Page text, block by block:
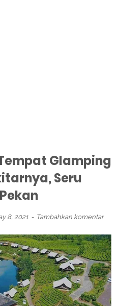
Glamping
Seru
8, 2021 Tambahkan komentar